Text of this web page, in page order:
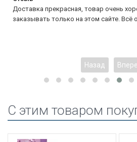
Доставка прекрасная, товар очень
заказывать только на этом сайте. Всё
Назад
C этим товаром